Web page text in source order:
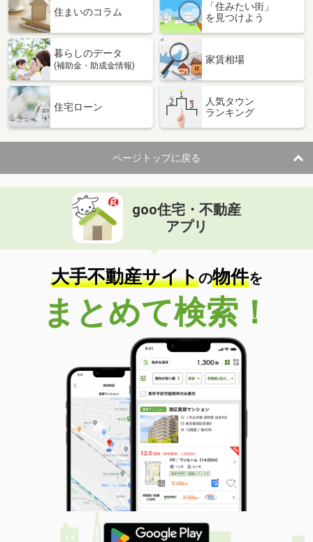
住まいのコラム
「住みたい街」
を見つけよう
暮らしのデータ
(補助金・助成金情報)
家賃相場
住宅ローン
人気タウン
ランキング
ページトップに戻る
goo住宅・不動産
アプリ
大手不動産サイトの物件を
まとめて検索！